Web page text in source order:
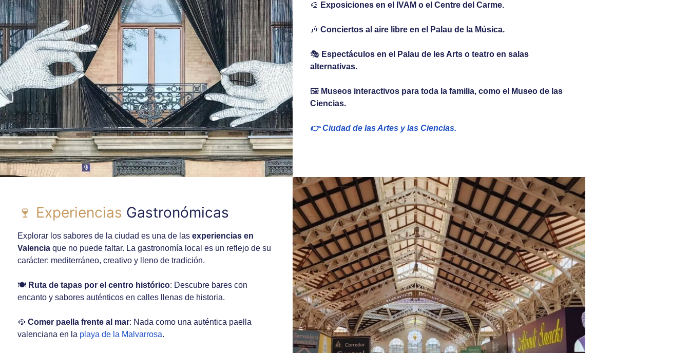
🎨 Exposiciones en el IVAM o el Centre del Carme.
🎶 Conciertos al aire libre en el Palau de la Música.
🎭 Espectáculos en el Palau de les Arts o teatro en salas
alternativas.
🖼️ Museos interactivos para toda la familia, como el Museo de las
Ciencias.
👉 Ciudad de las Artes y las Ciencias.
🍷 Experiencias Gastronómicas
Explorar los sabores de la ciudad es una de las experiencias en
Valencia que no puede faltar. La gastronomía local es un reflejo de su
carácter: mediterráneo, creativo y lleno de tradición.
🍽️ Ruta de tapas por el centro histórico: Descubre bares con
encanto y sabores auténticos en calles llenas de historia.
🥘 Comer paella frente al mar: Nada como una auténtica paella
valenciana en la playa de la Malvarrosa.